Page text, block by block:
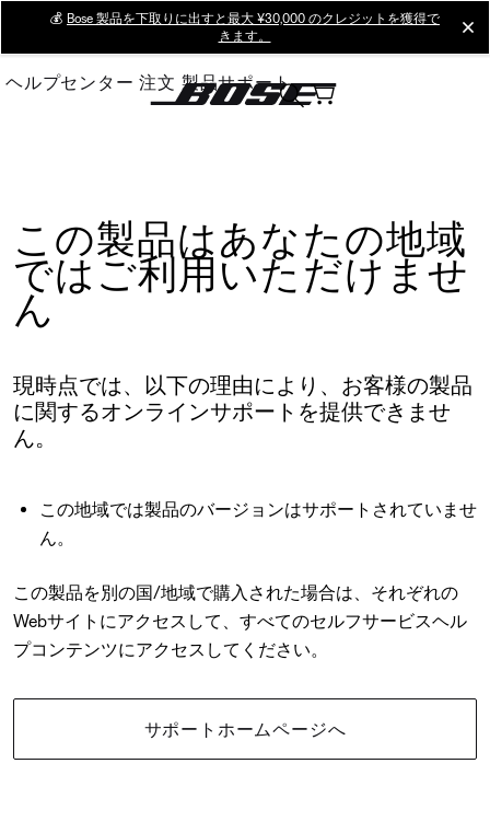
Main
💰 Bose 製品を下取りに出すと最大 ¥30,000 のクレジットを獲得で
きます。
ヘルプセンター 注文 製品サポート
この製品はあなたの地域
ではご利用いただけませ
ん
現時点では、以下の理由により、お客様の製品
に関するオンラインサポートを提供できませ
ん。
この地域では製品のバージョンはサポートされていませ
ん。
この製品を別の国/地域で購入された場合は、それぞれの
Webサイトにアクセスして、すべてのセルフサービスヘル
プコンテンツにアクセスしてください。
サポートホームページへ